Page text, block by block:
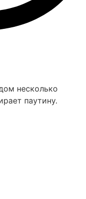
несколько
паутину.